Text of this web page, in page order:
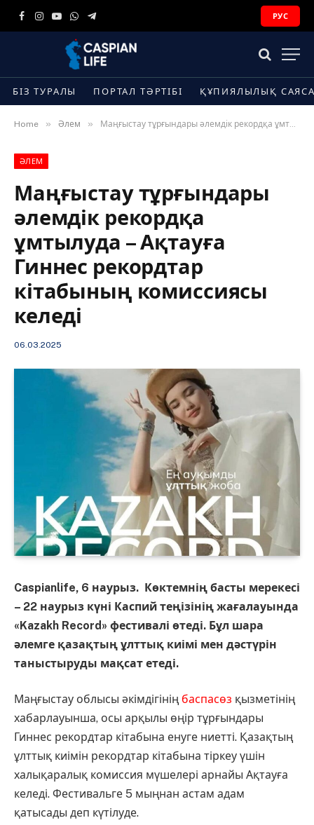
Facebook
Instagram
YouTube
WhatsApp
Telegram
РУС
БІЗ ТУРАЛЫ ПОРТАЛ ТӘРТІБІ ҚҰПИЯЛЫЛЫҚ
Home » Әлем » Маңғыстау тұрғындары әлемдік рекордқа ұмтылуда – Ақтауға Гиннес рекордтар кітабының комиссиясы келеді
ӘЛЕМ
Маңғыстау тұрғындары
әлемдік рекордқа
ұмтылуда – Ақтауға
Гиннес рекордтар
кітабының комиссиясы
келеді
06.03.2025
Caspianlife, 6 наурыз. Көктемнің басты мерекесі
– 22 наурыз күні Каспий теңізінің жағалауында
«Kazakh Record» фестивалі өтеді. Бұл шара
әлемге қазақтың ұлттық киімі мен дәстүрін
таныстыруды мақсат етеді.
Маңғыстау облысы әкімдігінің баспасөз қызметінің
хабарлауынша, осы арқылы өңір тұрғындары
Гиннес рекордтар кітабына енуге ниетті. Қазақтың
ұлттық киімін рекордтар кітабына тіркеу үшін
халықаралық комиссия мүшелері арнайы Ақтауға
келеді. Фестивальге 5 мыңнан астам адам
қатысады деп күтілуде.